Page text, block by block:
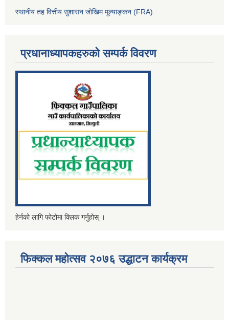
स्थानीय तह वित्तीय सुशासन जोखिम मूल्याङ्कन (FRA)
प्रधानाध्यापकहरुको सम्पर्क विवरण
हेर्नको लागि फोटोमा क्लिक गर्नुहोस् ।
फिक्कल महोत्सव २०७६ उद्धाटन कार्यक्रम